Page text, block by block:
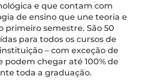
e que contam com
de ensino que une teoria e
primeiro semestre. São 50
para todos os cursos de
– com exceção de
podem chegar até 100% de
toda a graduação.